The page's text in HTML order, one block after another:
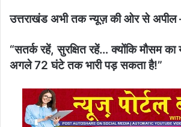
उत्तराखंड अभी तक न्यूज़ की ओर से
“सतर्क रहें, सुरक्षित रहें… क्योंकि मौसम
अगले 72 घंटे तक भारी पड़ सकता है!”